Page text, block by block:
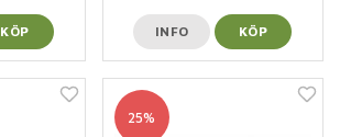
KÖP INFO KÖP
25%